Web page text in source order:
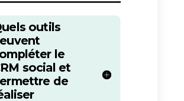
social pour votre entreprise.